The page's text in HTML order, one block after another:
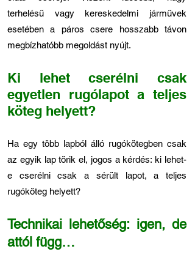
terhelésű vagy kereskedelmi járművek
esetében a páros csere hosszabb távon
megbízhatóbb megoldást nyújt.
Ki lehet cserélni csak
egyetlen rugólapot a teljes
köteg helyett?
Ha egy több lapból álló rugókötegben csak
az egyik lap törik el, jogos a kérdés: ki lehet-
e cserélni csak a sérült lapot, a teljes
rugóköteg helyett?
Technikai lehetőség: igen, de
attól függ…